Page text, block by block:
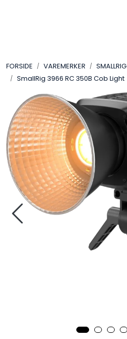
FORSIDE VAREMERKER
SMALLRIG
SmallRig 3966 RC 350B Cob Light
LYD
TILBEHØR
VAREMERKER
AKTUELT
BRUKT